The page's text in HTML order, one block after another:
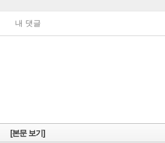
내 댓글
[본문 보기]